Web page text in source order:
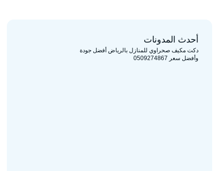
أحدث المدونات
دكت مكيف صحراوي للمنازل بالرياض أفضل جودة
وأفضل سعر 0509274867